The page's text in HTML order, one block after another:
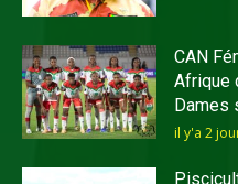
CAN
Afrique
Dames
il y'a 2